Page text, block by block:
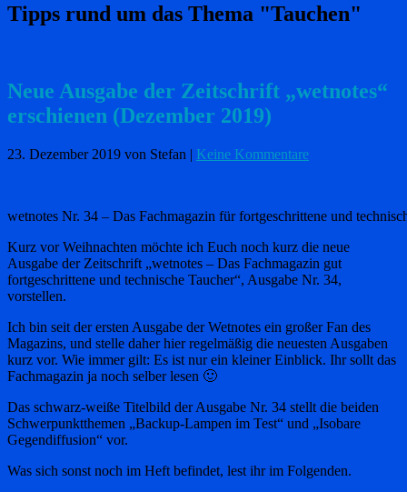
Tipps rund um das Thema "Tauchen"
Neue Ausgabe der Zeitschrift „wetnotes“
erschienen (Dezember 2019)
23. Dezember 2019 von Stefan | Keine Kommentare
wetnotes Nr. 34 – Das Fachmagazin für fortgeschrittene und
Kurz vor Weihnachten möchte ich Euch noch kurz die neue
Ausgabe der Zeitschrift „wetnotes – Das Fachmagazin gut
fortgeschrittene und technische Taucher“, Ausgabe Nr. 34,
vorstellen.
Ich bin seit der ersten Ausgabe der Wetnotes ein großer Fan des
Magazins, und stelle daher hier regelmäßig die neuesten Ausgaben
kurz vor. Wie immer gilt: Es ist nur ein kleiner Einblick. Ihr sollt das
Fachmagazin ja noch selber lesen 🙂
Das schwarz-weiße Titelbild der Ausgabe Nr. 34 stellt die beiden
Schwerpunktthemen „Backup-Lampen im Test“ und „Isobare
Gegendiffusion“ vor.
Was sich sonst noch im Heft befindet, lest ihr im Folgenden.